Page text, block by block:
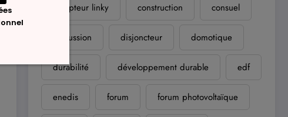
compteur linky construction consuel
discussion disjoncteur domotique
durabilité développement durable edf
enedis forum forum photovoltaïque